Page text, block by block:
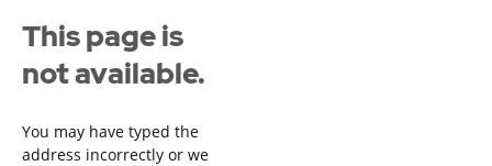
This page is
not available.
You may have typed the
address incorrectly or we